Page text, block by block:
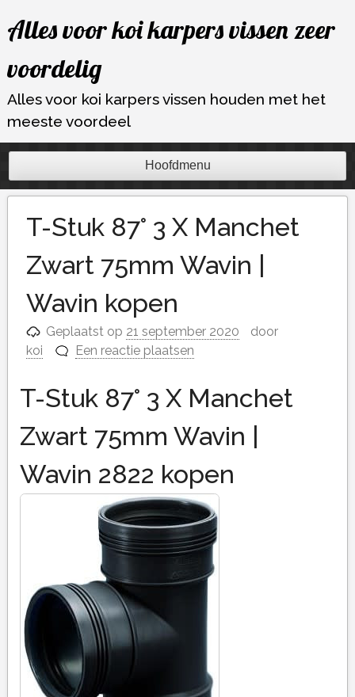
naar
inhoud
Alles voor koi karpers vissen zeer
voordelig
Alles voor koi karpers vissen houden met het
meeste voordeel
Hoofdmenu
T-Stuk 87° 3 X Manchet
Zwart 75mm Wavin |
Wavin kopen
Geplaatst op 21 september 2020
door
koi
Een reactie plaatsen
T-Stuk 87° 3 X Manchet
Zwart 75mm Wavin |
Wavin 2822 kopen